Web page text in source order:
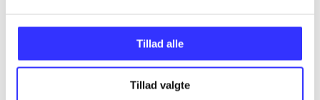
Tillad alle
Tillad valgte